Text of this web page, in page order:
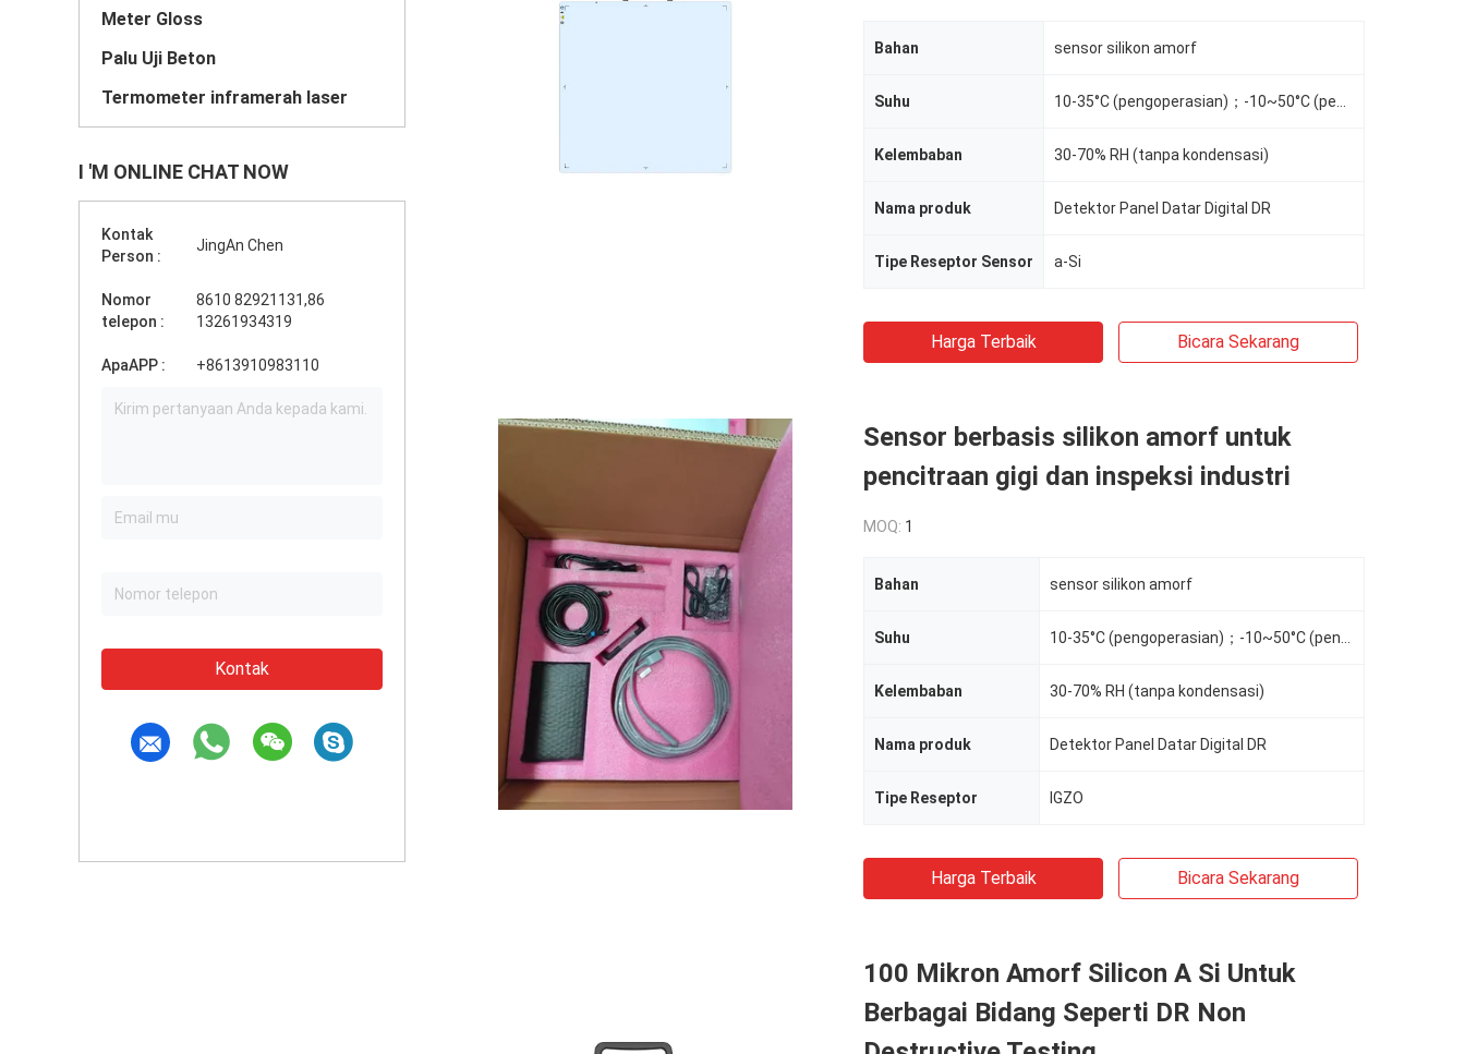
Meter Gloss
Palu Uji Beton
Termometer inframerah laser
I 'M ONLINE CHAT NOW
Kontak
Person :
JingAn Chen
Nomor
telepon :
8610 82921131,86
13261934319
ApaAPP : +8613910983110
Kontak
Bahan sensor silikon amorf
Suhu
Kelembaban 30-70% RH (tanpa kondensasi)
Nama produk Detektor Panel Datar Digital DR
Tipe Reseptor Sensor a-Si
Harga Terbaik Bicara Sekarang
Sensor berbasis silikon amorf untuk
pencitraan gigi dan inspeksi industri
MOQ: 1
Bahan sensor silikon amorf
Suhu
Kelembaban 30-70% RH (tanpa kondensasi)
Nama produk Detektor Panel Datar Digital DR
Tipe Reseptor IGZO
Harga Terbaik Bicara Sekarang
100 Mikron Amorf Silicon A Si Untuk
Berbagai Bidang Seperti DR Non